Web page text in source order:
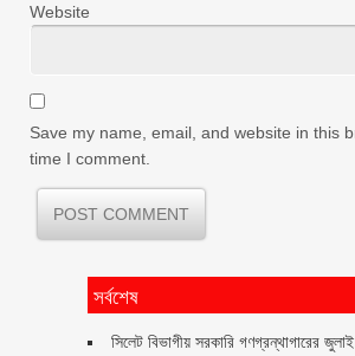
Website
Save my name, email, and website in this
time I comment.
সর্বশেষ
সিলেট বিভাগীয় সরকারি গণগ্রন্থাগারের